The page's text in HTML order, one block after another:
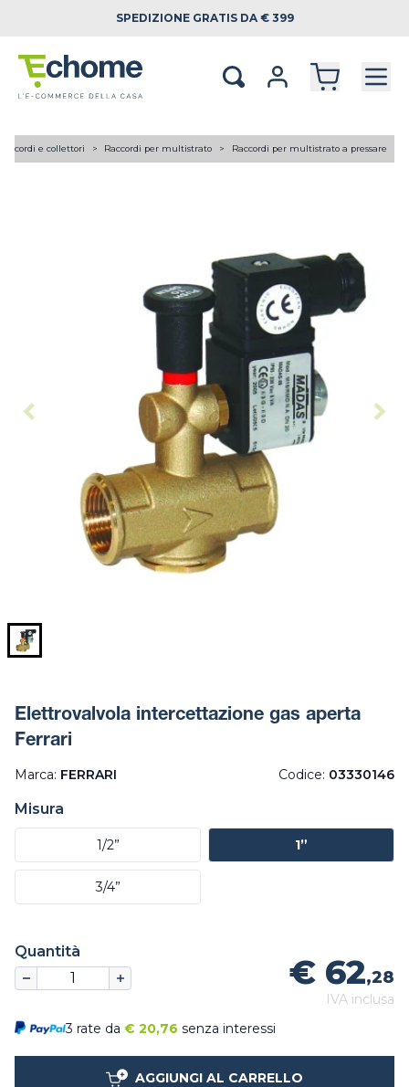
SPEDIZIONE GRATIS DA € 399
e collettori Raccordi per multistrato Raccordi per multistrato a pressare
Elettrovalvola intercettazione gas aperta
Ferrari
Marca: FERRARI Codice: 03330146
Misura
1/2” 1”
3/4”
Quantità
€ 62,28
IVA inclusa
3 rate da € 20,76 senza interessi
AGGIUNGI AL CARRELLO